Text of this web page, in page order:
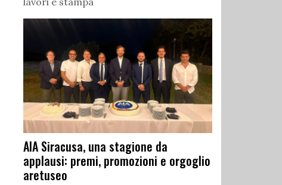
AIA Siracusa, una stagione da
applausi: premi, promozioni e orgoglio
aretuseo